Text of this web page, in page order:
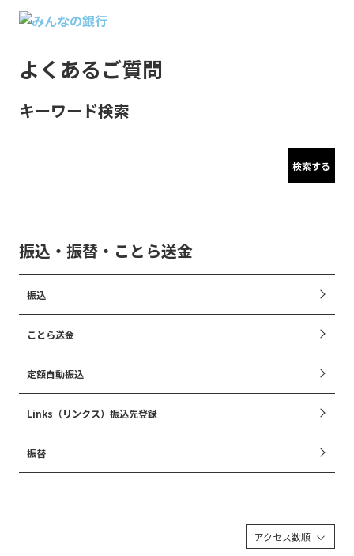
よくあるご質問
キーワード検索
検索する
振込・振替・ことら送金
振込
ことら送金
定額自動振込
Links（リンクス）振込先登録
振替
アクセス数順